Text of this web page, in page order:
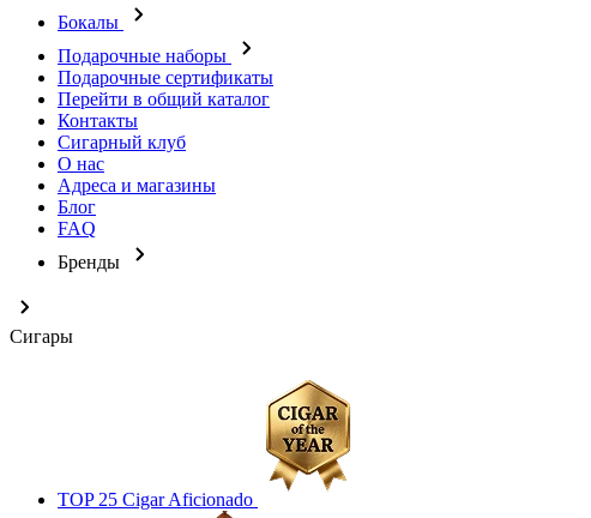
Бокалы
Подарочные наборы
Подарочные сертификаты
Перейти в общий каталог
Контакты
Сигарный клуб
О нас
Адреса и магазины
Блог
FAQ
Бренды
Сигары
TOP 25 Cigar Aficionado